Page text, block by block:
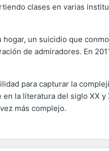
clases en varias
un suicidio que
de admiradores. En
para capturar la
la literatura del siglo XX
más complejo.